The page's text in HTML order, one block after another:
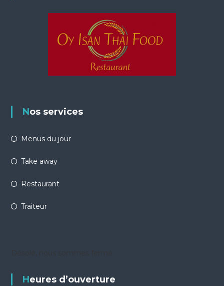
Nos services
Menus du jour
Take away
Restaurant
Traiteur
Heures d’ouverture